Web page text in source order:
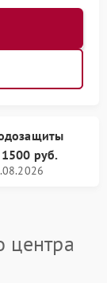
1500 руб.
центра